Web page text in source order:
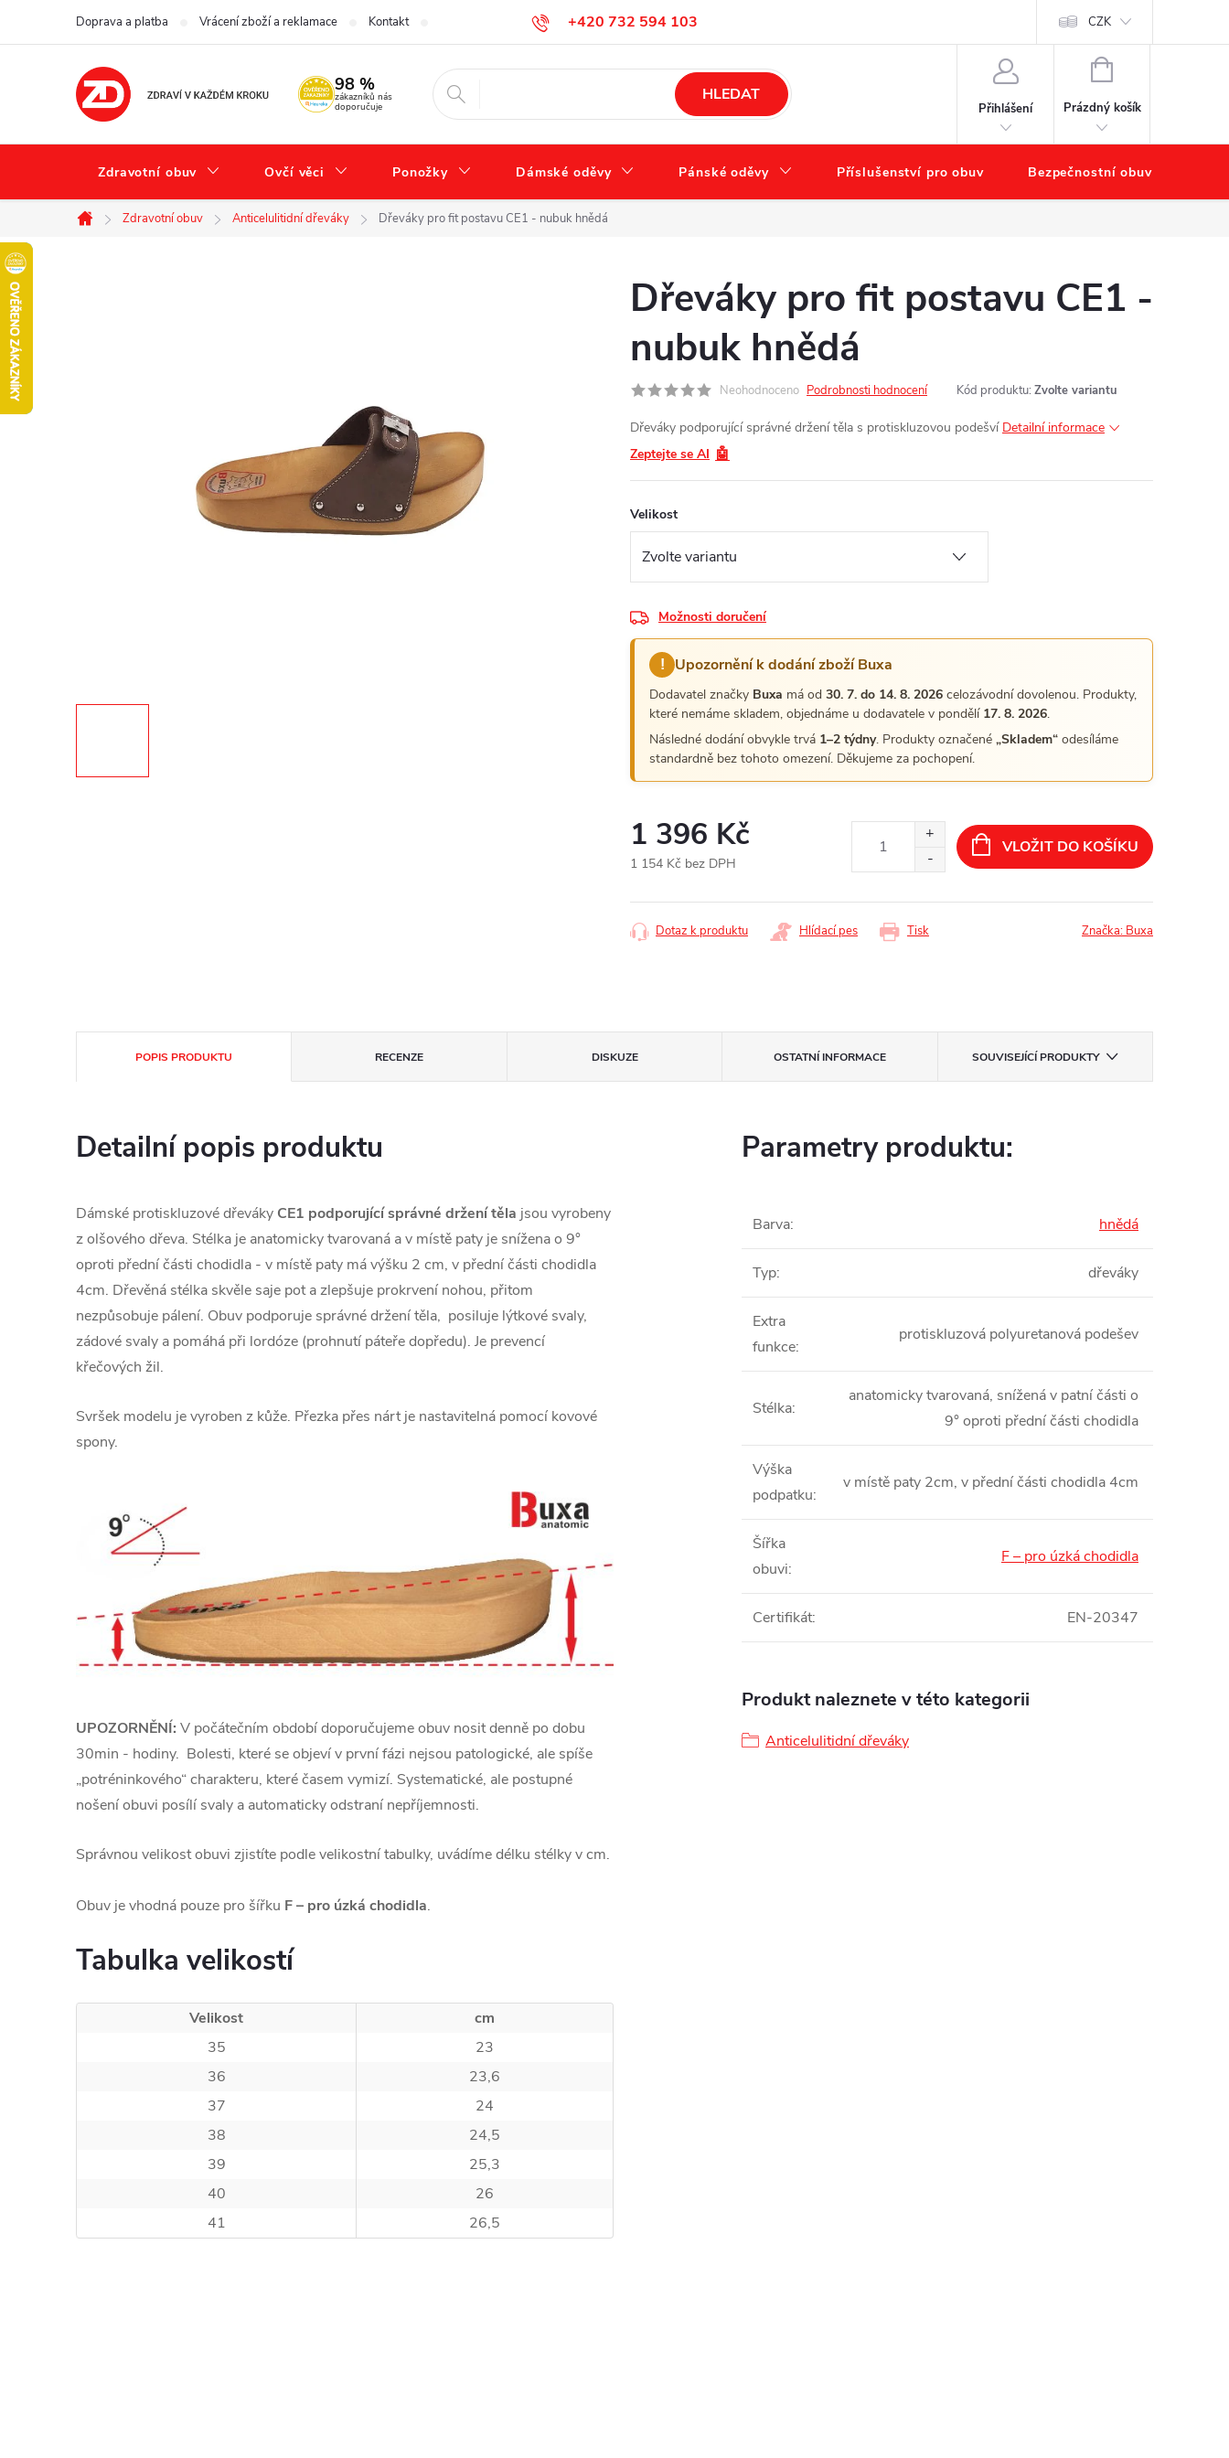
+420 732 594 103
info@zdravotnidoplnky.com
Doprava a platba Vrácení zboží a reklamace Kontakt FAQ – často kladené otázky Tabulka velikostí Náš příběh – O nás
CZK
98 %
zákazníků nás
doporučuje
HLEDAT
Přihlášení
NÁKUPNÍ
Prázdný košík
Zdravotní obuv Ovčí věci Ponožky Dámské oděvy Pánské oděvy Příslušenství pro obuv Bezpečnostní obuv
Domů
Zdravotní obuv Anticelulitidní dřeváky Dřeváky pro fit postavu CE1 - nubuk hnědá
Dřeváky pro fit postavu CE1 -
nubuk hnědá
Neohodnoceno Podrobnosti hodnocení Kód produktu: Zvolte variantu
Dřeváky podporující správné držení těla s protiskluzovou podešví Detailní informace
Zeptejte se AI 🤖
Velikost
Možnosti doručení
! Upozornění k dodání zboží Buxa
Dodavatel značky Buxa má od 30. 7. do 14. 8. 2026 celozávodní dovolenou. Produkty,
které nemáme skladem, objednáme u dodavatele v pondělí 17. 8. 2026.
Následné dodání obvykle trvá 1–2 týdny. Produkty označené „Skladem“ odesíláme
standardně bez tohoto omezení. Děkujeme za pochopení.
1 396 Kč
1 154 Kč bez DPH
cena:
VLOŽIT DO KOŠÍKU
Tisk
Dotaz k produktu Hlídací pes Značka: Buxa
POPIS PRODUKTU RECENZE DISKUZE OSTATNÍ INFORMACE SOUVISEJÍCÍ PRODUKTY
Detailní popis produktu
Dámské protiskluzové dřeváky CE1 podporující správné držení těla jsou vyrobeny
z olšového dřeva. Stélka je anatomicky tvarovaná a v místě paty je snížena o 9°
oproti přední části chodidla - v místě paty má výšku 2 cm, v přední části chodidla
4cm. Dřevěná stélka skvěle saje pot a zlepšuje prokrvení nohou, přitom
nezpůsobuje pálení. Obuv podporuje správné držení těla, posiluje lýtkové svaly,
zádové svaly a pomáhá při lordóze (prohnutí páteře dopředu). Je prevencí
křečových žil.
Svršek modelu je vyroben z kůže. Přezka přes nárt je nastavitelná pomocí kovové
spony.
UPOZORNĚNÍ: V počátečním období doporučujeme obuv nosit denně po dobu
30min - hodiny. Bolesti, které se objeví v první fázi nejsou patologické, ale spíše
„potréninkového“ charakteru, které časem vymizí. Systematické, ale postupné
nošení obuvi posílí svaly a automaticky odstraní nepříjemnosti.
Správnou velikost obuvi zjistíte podle velikostní tabulky, uvádíme délku stélky v cm.
Obuv je vhodná pouze pro šířku F – pro úzká chodidla.
Tabulka velikostí
Velikost
cm
35
23
36
23,6
37
24
38
24,5
39
25,3
40
26
41
26,5
Parametry produktu:
Barva: hnědá
Typ: dřeváky
Extra
funkce:
protiskluzová polyuretanová podešev
Stélka:
anatomicky tvarovaná, snížená v patní části o
9° oproti přední části chodidla
Výška
podpatku:
v místě paty 2cm, v přední části chodidla 4cm
Šířka
obuvi:
F – pro úzká chodidla
Certifikát: EN-20347
Produkt naleznete v této kategorii
Anticelulitidní dřeváky